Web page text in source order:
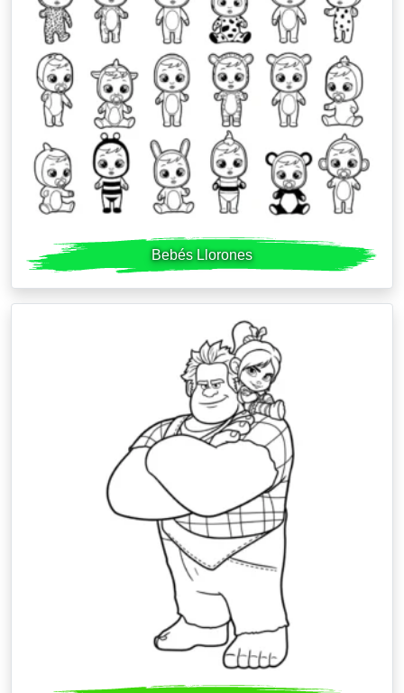
Bebés Llorones